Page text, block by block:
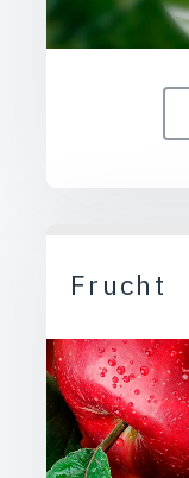
Frucht